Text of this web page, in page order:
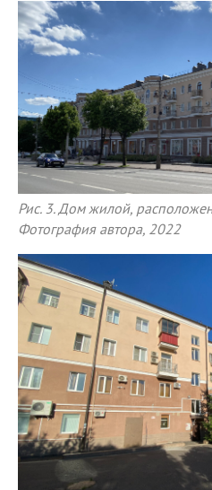
Рис. 3. Дом жилой,
Фотография автора, 2022